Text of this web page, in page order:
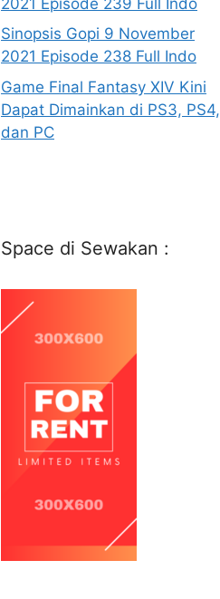
Sinopsis Gopi 9 November
2021 Episode 238 Full Indo
Game Final Fantasy XIV Kini
Dapat Dimainkan di PS3, PS4,
dan PC
Space di Sewakan :